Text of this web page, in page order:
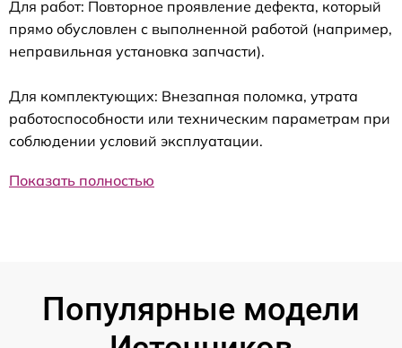
Для работ: Повторное проявление дефекта, который
прямо обусловлен с выполненной работой (например,
неправильная установка запчасти).
Для комплектующих: Внезапная поломка, утрата
работоспособности или техническим параметрам при
соблюдении условий эксплуатации.
Показать полностью
Популярные модели